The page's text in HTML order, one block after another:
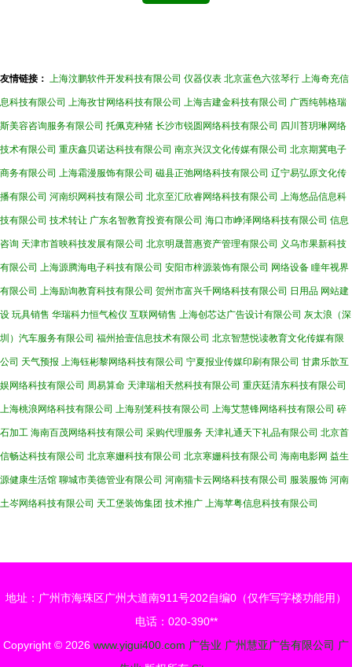
友情链接： 上海汶鹏软件开发科技有限公司 仪器仪表 北京蓝色六弦琴行 上海奇充信
息科技有限公司 上海孜甘网络科技有限公司 上海吉建金科技有限公司 广西纯韩格瑞
斯美容咨询服务有限公司 托佩克种猪 长沙市锐圆网络科技有限公司 四川苔玥琳网络
技术有限公司 重庆鑫贝诺达科技有限公司 南京兴汉文化传媒有限公司 北京期冀电子
商务有限公司 上海霜漫服饰有限公司 磁县正弛网络科技有限公司 辽宁易弘原文化传
播有限公司 河南织网科技有限公司 北京至汇欣睿网络科技有限公司 上海悠品信息科
技有限公司 技术转让 广东名智教育投资有限公司 海口市峥泽网络科技有限公司 信息
咨询 天津市首映科技发展有限公司 北京明晟普惠资产管理有限公司 义乌市果新科技
有限公司 上海源腾海电子科技有限公司 安阳市梓源装饰有限公司 网络设备 瞳年视界
有限公司 上海励询教育科技有限公司 贺州市富兴千网络科技有限公司 日用品 网站建
设 玩具销售 华瑞科力恒气检仪 互联网销售 上海创芯达广告设计有限公司 灰太浪（深
圳）汽车服务有限公司 福州拾壹信息技术有限公司 北京智慧悦读教育文化传媒有限
公司 天气预报 上海钰彬黎网络科技有限公司 宁夏报业传媒印刷有限公司 甘肃乐歆互
娱网络科技有限公司 周易算命 天津瑞相天然科技有限公司 重庆廷清东科技有限公司
上海桃浪网络科技有限公司 上海别笼科技有限公司 上海艾慧锋网络科技有限公司 碎
石加工 海南百茂网络科技有限公司 采购代理服务 天津礼通天下礼品有限公司 北京首
信畅达科技有限公司 北京寒姗科技有限公司 北京寒姗科技有限公司 海南电影网 益生
源健康生活馆 聊城市美德管业有限公司 河南猫卡云网络科技有限公司 服装服饰 河南
土岑网络科技有限公司 天工堡装饰集团 技术推广 上海苹粤信息科技有限公司
地址：广州市海珠区广州大道南911号202自编0（仅作写字楼功能用）
电话：020-390**
Copyright © 2026 www.yigui400.com 广告业 广州慧亚广告有限公司 广